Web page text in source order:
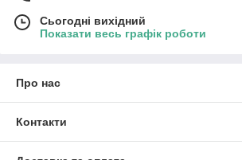
Сьогодні вихідний
Показати весь графік роботи
Про нас
Контакти